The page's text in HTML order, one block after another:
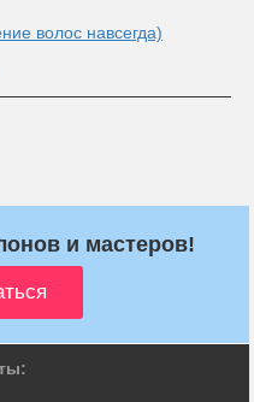
волос навсегда)
и мастеров!